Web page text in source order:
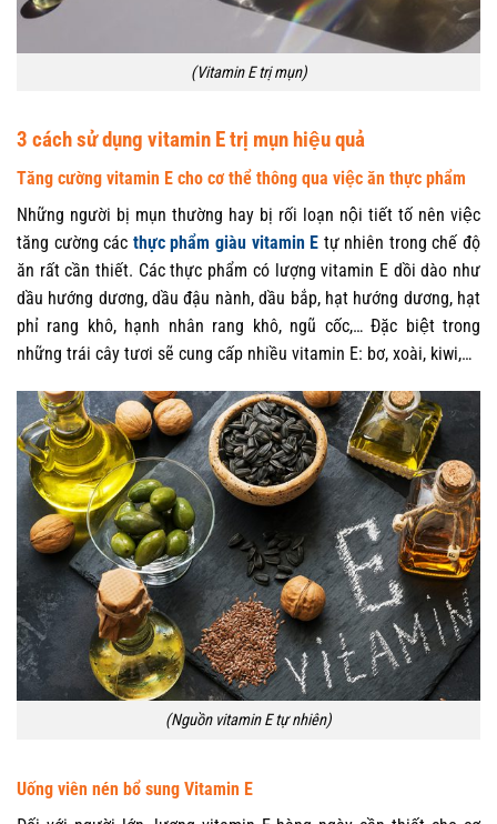
(Vitamin E trị mụn)
3 cách sử dụng vitamin E trị mụn hiệu quả
Tăng cường vitamin E cho cơ thể thông qua việc ăn thực phẩm
Những người bị mụn thường hay bị rối loạn nội tiết tố nên việc
tăng cường các thực phẩm giàu vitamin E tự nhiên trong chế độ
ăn rất cần thiết. Các thực phẩm có lượng vitamin E dồi dào như
dầu hướng dương, dầu đậu nành, dầu bắp, hạt hướng dương, hạt
phỉ rang khô, hạnh nhân rang khô, ngũ cốc,… Đặc biệt trong
những trái cây tươi sẽ cung cấp nhiều vitamin E: bơ, xoài, kiwi,…
(Nguồn vitamin E tự nhiên)
Uống viên nén bổ sung Vitamin E